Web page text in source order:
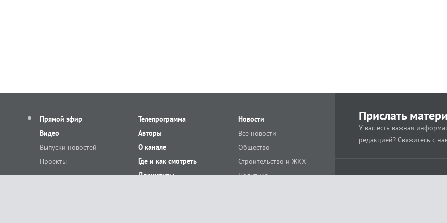
Прямой эфир
Видео
Выпуски новостей
Проекты
Телепрограмма
Авторы
О канале
Где и как смотреть
Документы
Новости
Все новости
Общество
Строительство и ЖКХ
Политика
Прислать
У вас есть важная
редакцией? Свяжитесь с